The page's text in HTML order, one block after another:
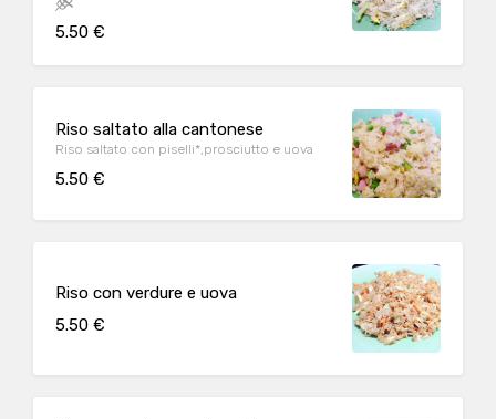
5.50 €
Riso saltato alla cantonese
Riso saltato con piselli*,prosciutto e uova
5.50 €
Riso con verdure e uova
5.50 €